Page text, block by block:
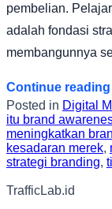
pembelian.
adalah fondasi
membangunnya
Continue reading
Posted in Digital
itu brand
meningkatkan
kesadaran merek,
strategi branding,
TrafficLab.id